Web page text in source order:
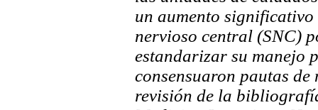
un aumento significativo
nervioso central (SNC)
estandarizar su manejo
consensuaron pautas de
revisión de la